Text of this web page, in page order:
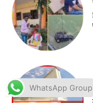
WhatsApp Group